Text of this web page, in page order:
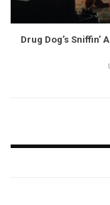
Drug Dog’s Sniffin’